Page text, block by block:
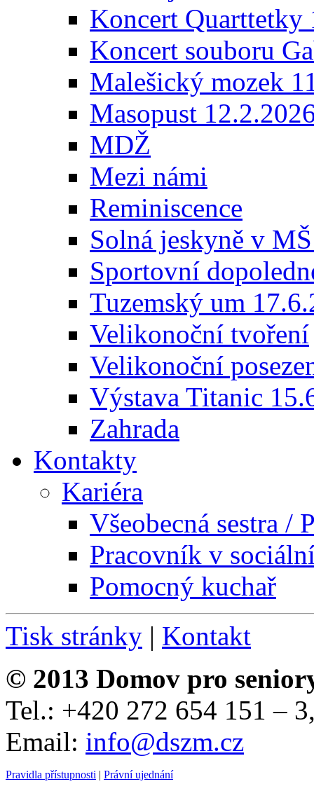
Koncert Quarttetky
Koncert souboru
Malešický mozek
Masopust
MDŽ
Mezi námi
Reminiscence
Solná jeskyně v
Sportovní
Tuzemský um
Velikonoční tvoření
Velikonoční
Výstava Titanic
Zahrada
Kontakty
Kariéra
Všeobecná sestra /
Pracovník v
Pomocný kuchař
Tisk stránky | Kontakt
© 2013 Domov pro
Tel.: +420 272 654 151 –
Email: info@dszm.cz
Pravidla přístupnosti | Právní ujednání